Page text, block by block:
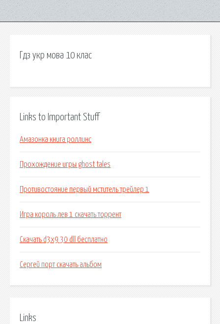
Гдз укр мова 10 клас
Links to Important Stuff
Амазонка книга роллинс
Прохождение игры ghost tales
Противостояние первый мститель трейлер 1
Игра король лев 1 скачать торрент
Скачать d3x9 30 dll бесплатно
Сергей порт скачать альбом
Links